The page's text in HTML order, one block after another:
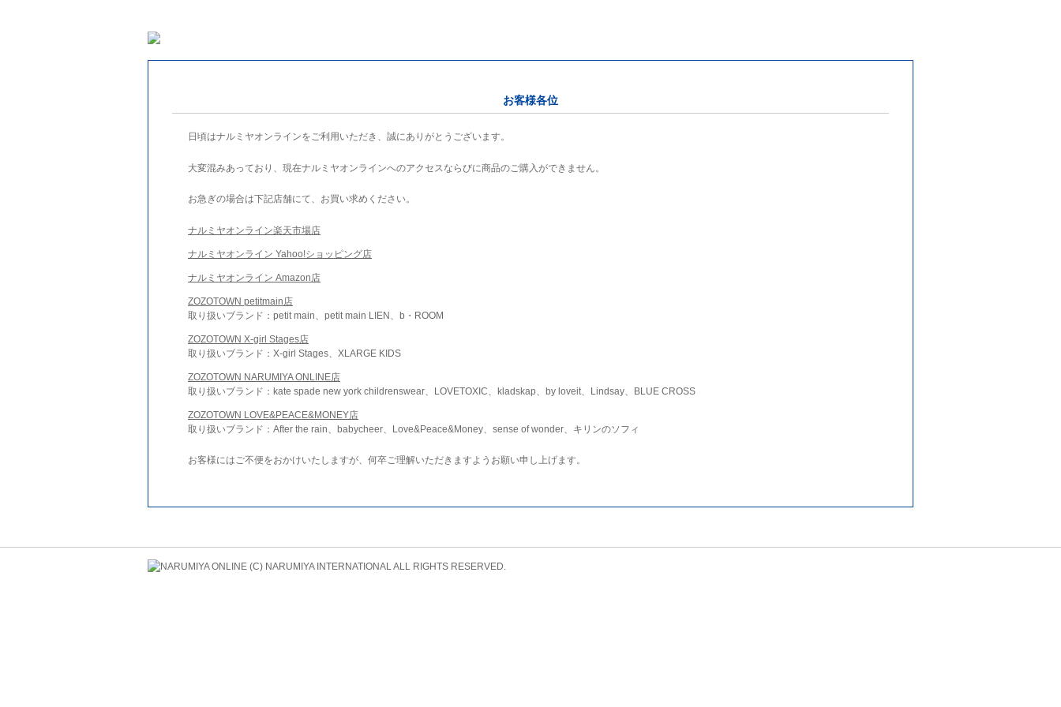
お客様各位
日頃はナルミヤオンラインをご利用いただき、誠にありがとうございます。
大変混みあっており、現在ナルミヤオンラインへのアクセスならびに商品のご購入ができません。
お急ぎの場合は下記店舗にて、お買い求めください。
ナルミヤオンライン楽天市場店
ナルミヤオンライン Yahoo!ショッピング店
ナルミヤオンライン Amazon店
ZOZOTOWN petitmain店
取り扱いブランド：petit main、petit main LIEN、b・ROOM
ZOZOTOWN X-girl Stages店
取り扱いブランド：X-girl Stages、XLARGE KIDS
ZOZOTOWN NARUMIYA ONLINE店
取り扱いブランド：kate spade new york childrenswear、LOVETOXIC、kladskap、by loveit、Lindsay、BLUE CROSS
ZOZOTOWN LOVE&PEACE&MONEY店
取り扱いブランド：After the rain、babycheer、Love&Peace&Money、sense of wonder、キリンのソフィ
お客様にはご不便をおかけいたしますが、何卒ご理解いただきますようお願い申し上げます。